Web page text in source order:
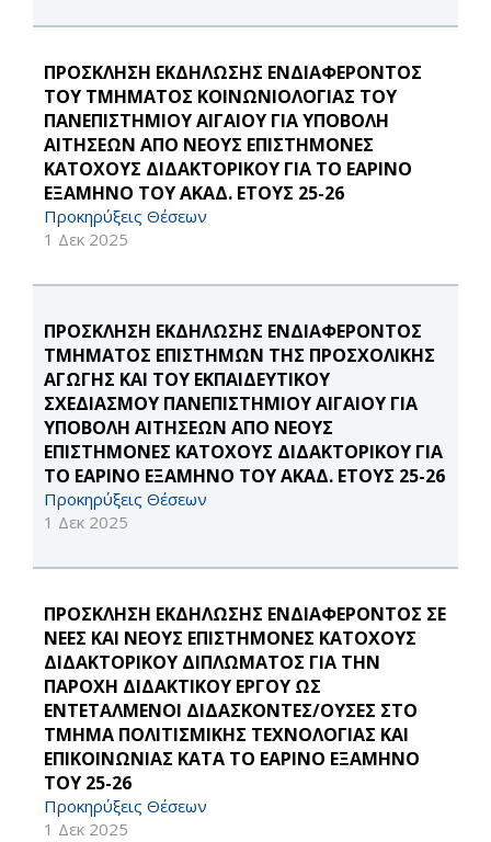
ΠΡΟΣΚΛΗΣΗ ΕΚΔΗΛΩΣΗΣ ΕΝΔΙΑΦΕΡΟΝΤΟΣ
ΤΟΥ ΤΜΗΜΑΤΟΣ ΚΟΙΝΩΝΙΟΛΟΓΙΑΣ ΤΟΥ
ΠΑΝΕΠΙΣΤΗΜΙΟΥ ΑΙΓΑΙΟΥ ΓΙΑ ΥΠΟΒΟΛΗ
ΑΙΤΗΣΕΩΝ ΑΠΟ ΝΕΟΥΣ ΕΠΙΣΤΗΜΟΝΕΣ
ΚΑΤΟΧΟΥΣ ΔΙΔΑΚΤΟΡΙΚΟΥ ΓΙΑ ΤΟ ΕΑΡΙΝΟ
ΕΞΑΜΗΝΟ ΤΟΥ ΑΚΑΔ. ΕΤΟΥΣ 25-26
Προκηρύξεις Θέσεων
1 Δεκ 2025
ΠΡΟΣΚΛΗΣΗ ΕΚΔΗΛΩΣΗΣ ΕΝΔΙΑΦΕΡΟΝΤΟΣ
ΤΜΗΜΑΤΟΣ ΕΠΙΣΤΗΜΩΝ ΤΗΣ ΠΡΟΣΧΟΛΙΚΗΣ
ΑΓΩΓΗΣ ΚΑΙ ΤΟΥ ΕΚΠΑΙΔΕΥΤΙΚΟΥ
ΣΧΕΔΙΑΣΜΟΥ ΠΑΝΕΠΙΣΤΗΜΙΟΥ ΑΙΓΑΙΟΥ ΓΙΑ
ΥΠΟΒΟΛΗ ΑΙΤΗΣΕΩΝ ΑΠΟ ΝΕΟΥΣ
ΕΠΙΣΤΗΜΟΝΕΣ ΚΑΤΟΧΟΥΣ ΔΙΔΑΚΤΟΡΙΚΟΥ ΓΙΑ
ΤΟ ΕΑΡΙΝΟ ΕΞΑΜΗΝΟ ΤΟΥ ΑΚΑΔ. ΕΤΟΥΣ 25-26
Προκηρύξεις Θέσεων
1 Δεκ 2025
ΠΡΟΣΚΛΗΣΗ ΕΚΔΗΛΩΣΗΣ ΕΝΔΙΑΦΕΡΟΝΤΟΣ ΣΕ
ΝΕΕΣ ΚΑΙ ΝΕΟΥΣ ΕΠΙΣΤΗΜΟΝΕΣ ΚΑΤΟΧΟΥΣ
ΔΙΔΑΚΤΟΡΙΚΟΥ ΔΙΠΛΩΜΑΤΟΣ ΓΙΑ ΤΗΝ
ΠΑΡΟΧΗ ΔΙΔΑΚΤΙΚΟΥ ΕΡΓΟΥ ΩΣ
ΕΝΤΕΤΑΛΜΕΝΟΙ ΔΙΔΑΣΚΟΝΤΕΣ/ΟΥΣΕΣ ΣΤΟ
ΤΜΗΜΑ ΠΟΛΙΤΙΣΜΙΚΗΣ ΤΕΧΝΟΛΟΓΙΑΣ ΚΑΙ
ΕΠΙΚΟΙΝΩΝΙΑΣ ΚΑΤΑ ΤΟ ΕΑΡΙΝΟ ΕΞΑΜΗΝΟ
ΤΟΥ 25-26
Προκηρύξεις Θέσεων
1 Δεκ 2025